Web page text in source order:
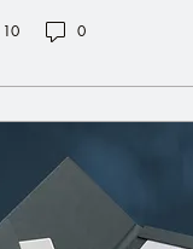
10 0